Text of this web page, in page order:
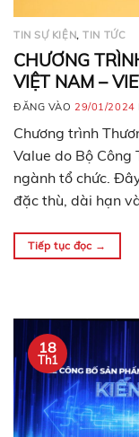
TIN SỰ KIỆN,TIN TỨC
CHƯƠNG
VIỆT NAM –
ĐĂNG VÀO 29/01/2024
Chương trình
Value do Bộ Công
ngành tổ chức.
đặc thù, dài hạn
thương…
Tiếp tục đọc →
18
Th1